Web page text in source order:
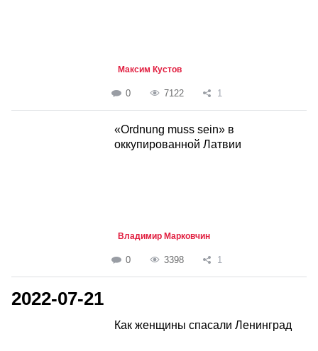
Максим Кустов
0 7122 1
«Ordnung muss sein» в
оккупированной Латвии
Владимир Марковчин
0 3398 1
2022-07-21
Как женщины спасали Ленинград